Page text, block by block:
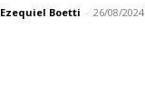
Ezequiel Boetti - 26/08/2024